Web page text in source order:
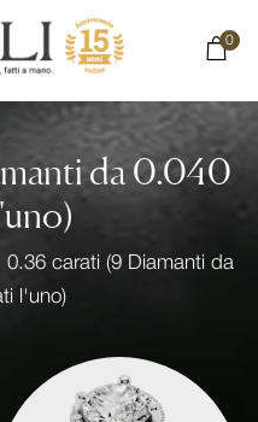
0
da 0.040
0.36 carati (9 Diamanti da
l'uno)